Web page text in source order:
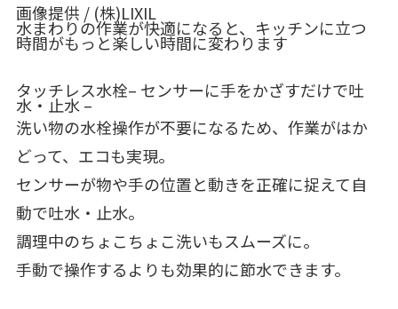
画像提供 / (株)LIXIL
水まわりの作業が快適になると、キッチンに立つ
時間がもっと楽しい時間に変わります
タッチレス水栓– センサーに手をかざすだけで吐
水・止水 –
洗い物の水栓操作が不要になるため、作業がはか
どって、エコも実現。
センサーが物や手の位置と動きを正確に捉えて自
動で吐水・止水。
調理中のちょこちょこ洗いもスムーズに。
手動で操作するよりも効果的に節水できます。